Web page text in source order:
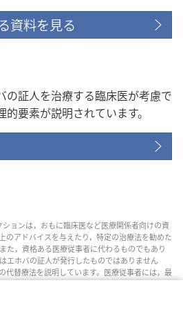
資料を見る
の証人を治療する臨床医が考慮で
要素が説明されています。
ョンは，おもに臨床医など医療関係者向けの資
のアドバイスを与えたり，特定の治療法を勧めた
た，資格ある医療従事者に代わるものでもあり
エホバの証人が発行したものではありません
代替療法を説明しています。医療従事者には，最
療の選択肢について話し合い，患者が自分の健
た決定を下せるよう助ける責任があります。記
も当てはまるとは限らず，患者によっては受け入